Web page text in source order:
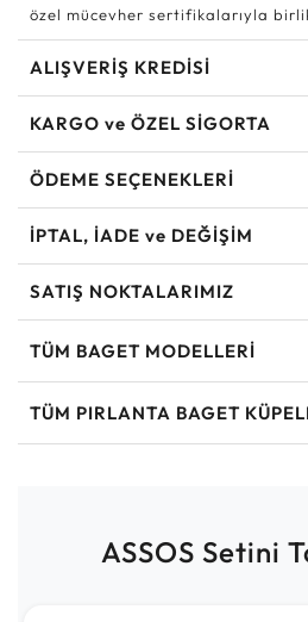
özel mücevher sertifikalarıyla
ALIŞVERİŞ KREDİSİ
KARGO ve ÖZEL SİGORTA
ÖDEME SEÇENEKLERİ
İPTAL, İADE ve DEĞİŞİM
SATIŞ NOKTALARIMIZ
TÜM BAGET MODELLERI
TÜM PIRLANTA BAGET
ASSOS Setini